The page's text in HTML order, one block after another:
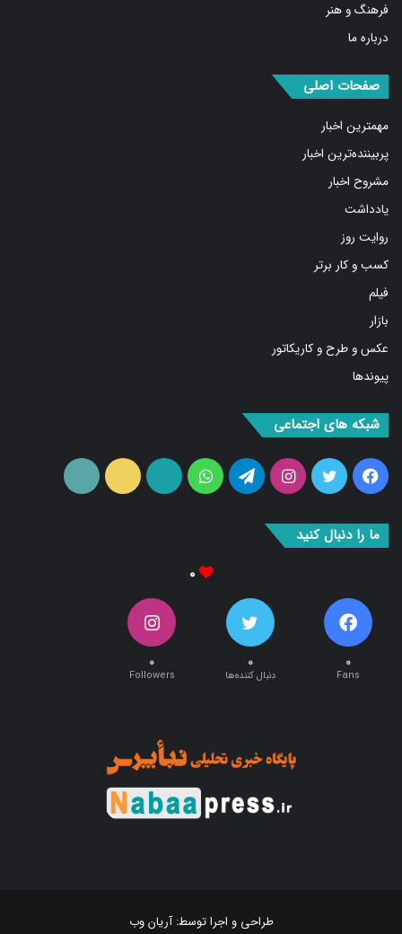
درباره ما
مهمترین اخبار
پربیننده‌ترین اخبار
مشروح اخبار
یادداشت
روایت روز
کسب و کار برتر
فیلم
بازار
عکس و طرح و کاریکاتور
پیوندها
فیس
بوک
توییتراینستاگرامتلگرامواتس
آپ
آپارات ایتا
تمام حقوق این سایت متعلق به پایگاه خبری تحلیلی « نبأپرس » می باشد .